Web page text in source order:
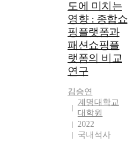
measures to
enhance support
for data reuse. My
study included a
survey and semi-
structured
interviews and was
conducted on a
sample of
researchers who
reused data from
the ICPSR data
도에 미치는
영향 : 종합쇼
핑플랫폼과
패션쇼핑플
랫폼의 비교
연구
김승연
계명대학교
대학원
2022
국내석사